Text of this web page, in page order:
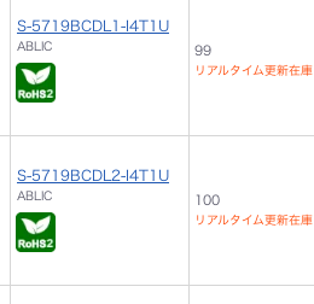
S-5719BCDL1-I4T1U
ABLIC 99
リアルタイム更新在庫
S-5719BCDL2-I4T1U
ABLIC 100
リアルタイム更新在庫